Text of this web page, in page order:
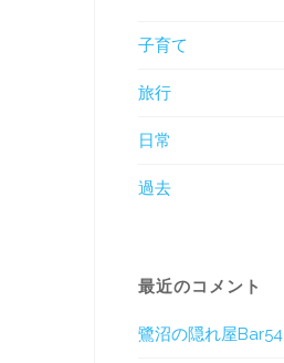
子育て
旅行
日常
過去
最近のコメント
鷺沼の隠れ屋Bar54